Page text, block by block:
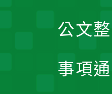
公文
事項